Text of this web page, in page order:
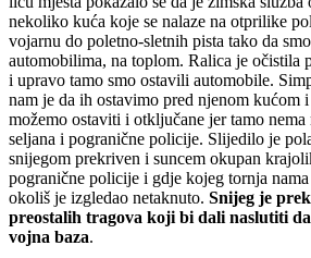
nekoliko kuća koje se nalaze na otprilike
vojarnu do poletno-sletnih pista tako da
automobilima, na toplom. Ralica je očistila
i upravo tamo smo ostavili automobile.
nam je da ih ostavimo pred njenom kućom
možemo ostaviti i otključane jer tamo
seljana i pogranične policije. Slijedilo je
snijegom prekriven i suncem okupan
pogranične policije i gdje kojeg tornja nama
okoliš je izgledao netaknuto. Snijeg je
preostalih tragova koji bi dali naslutiti
vojna baza.